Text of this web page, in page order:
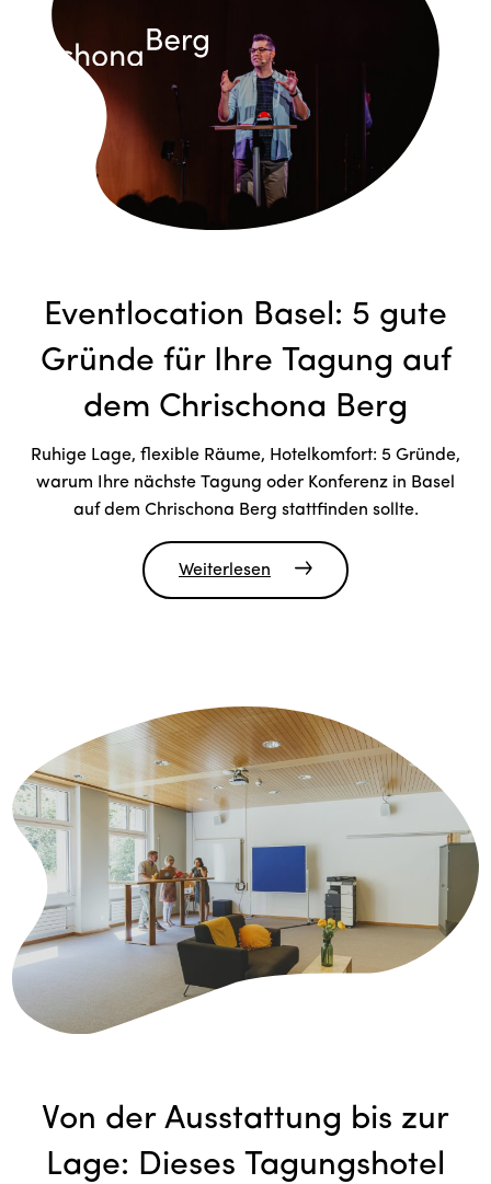
Eventlocation Basel: 5 gute
Gründe für Ihre Tagung auf
dem Chrischona Berg
Ruhige Lage, flexible Räume, Hotelkomfort: 5 Gründe,
warum Ihre nächste Tagung oder Konferenz in Basel
auf dem Chrischona Berg stattfinden sollte.
Weiterlesen
Von der Ausstattung bis zur
Lage: Dieses Tagungshotel